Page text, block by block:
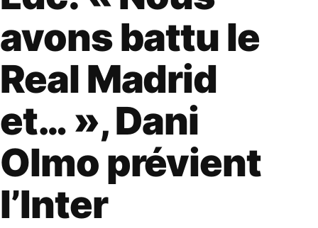
avons battu le
Real Madrid
et… », Dani
Olmo prévient
l’Inter